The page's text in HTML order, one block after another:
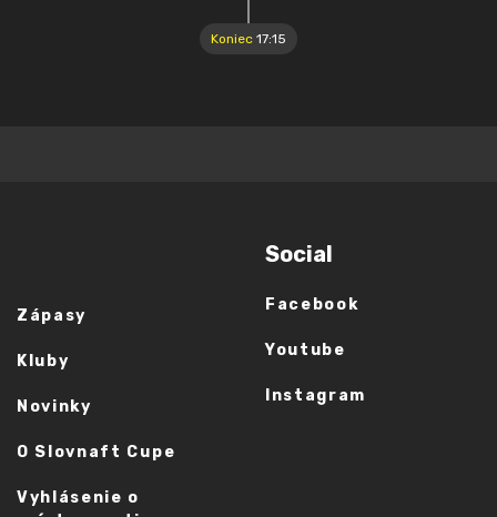
Koniec 17:15
Zápasy
Kluby
Novinky
O Slovnaft Cupe
Vyhlásenie o
Social
Facebook
Youtube
Instagram